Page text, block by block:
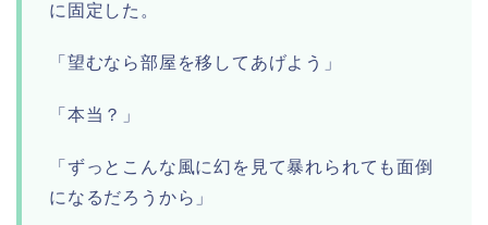
に固定した。
「望むなら部屋を移してあげよう」
「本当？」
「ずっとこんな風に幻を見て暴れられても面倒
になるだろうから」